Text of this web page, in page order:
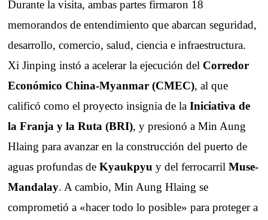
Durante la visita, ambas partes firmaron 18
memorandos de entendimiento que abarcan seguridad,
desarrollo, comercio, salud, ciencia e infraestructura.
Xi Jinping instó a acelerar la ejecución del Corredor
Económico China-Myanmar (CMEC), al que
calificó como el proyecto insignia de laIniciativa de
la Franja y la Ruta (BRI), y presionó a Min Aung
Hlaing para avanzar en la construcción del puerto de
aguas profundas deKyaukpyu y del ferrocarrilMuse-
Mandalay. A cambio, Min Aung Hlaing se
comprometió a «hacer todo lo posible» para proteger a